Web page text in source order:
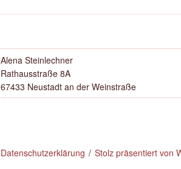
Alena Steinlechner
Rathausstraße 8A
67433 Neustadt an der Weinstraße
Datenschutzerklärung Stolz präsentiert von